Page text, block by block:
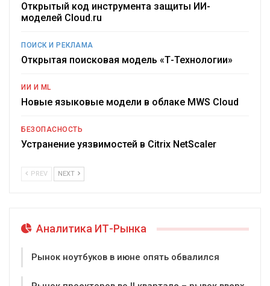
Открытый код инструмента защиты ИИ-
моделей Cloud.ru
ПОИСК И РЕКЛАМА
Открытая поисковая модель «Т-Технологии»
ИИ И ML
Новые языковые модели в облаке MWS Cloud
БЕЗОПАСНОСТЬ
Устранение уязвимостей в Citrix NetScaler
PREV NEXT
Аналитика ИТ-Рынка
Рынок ноутбуков в июне опять обвалился